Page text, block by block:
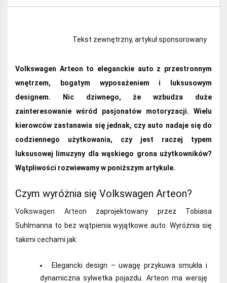
Tekst zewnętrzny, artykuł sponsorowany
Volkswagen Arteon to eleganckie auto z przestronnym
wnętrzem, bogatym wyposażeniem i luksusowym
designem. Nic dziwnego, że wzbudza duże
zainteresowanie wśród pasjonatów motoryzacji. Wielu
kierowców zastanawia się jednak, czy auto nadaje się do
codziennego użytkowania, czy jest raczej typem
luksusowej limuzyny dla wąskiego grona użytkowników?
Wątpliwości rozwiewamy w poniższym artykule.
Czym wyróżnia się Volkswagen Arteon?
Volkswagen Arteon zaprojektowany przez Tobiasa
Suhlmanna to bez wątpienia wyjątkowe auto. Wyróżnia się
takimi cechami jak:
Elegancki design – uwagę przykuwa smukła i
dynamiczna sylwetka pojazdu. Arteon ma wersję